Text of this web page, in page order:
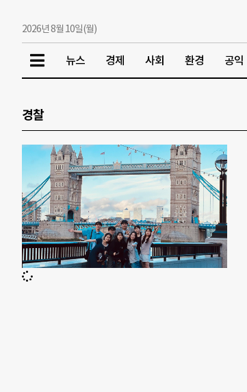
2026년 8월 10일(월)
뉴스 경제 사회 환경 공익
경찰